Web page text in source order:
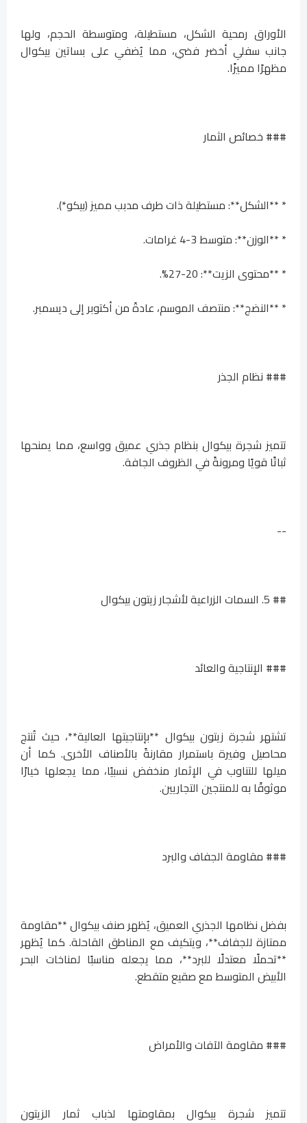
الأوراق رمحية الشكل، مستطيلة، ومتوسطة الحجم، ولها
جانب سفلي أخضر فضي، مما يُضفي على بساتين بيكوال
مظهرًا مميزًا.
### خصائص الثمار
* **الشكل**: مستطيلة ذات طرف مدبب مميز (بيكو*).
* **الوزن**: متوسط ​​3-4 غرامات.
* **محتوى الزيت**: 20-27%.
* **النضج**: منتصف الموسم، عادةً من أكتوبر إلى ديسمبر.
### نظام الجذر
تتميز شجرة بيكوال بنظام جذري عميق وواسع، مما يمنحها
ثباتًا قويًا ومرونةً في الظروف الجافة.
--
## 5. السمات الزراعية لأشجار زيتون بيكوال
### الإنتاجية والعائد
تشتهر شجرة زيتون بيكوال **بإنتاجيتها العالية**، حيث تُنتج
محاصيل وفيرة باستمرار مقارنةً بالأصناف الأخرى. كما أن
ميلها للتناوب في الإثمار منخفض نسبيًا، مما يجعلها خيارًا
موثوقًا به للمنتجين التجاريين.
### مقاومة الجفاف والبرد
بفضل نظامها الجذري العميق، يُظهر صنف بيكوال **مقاومة
ممتازة للجفاف**، ويتكيف مع المناطق القاحلة. كما يُظهر
**تحملًا معتدلًا للبرد**، مما يجعله مناسبًا لمناخات البحر
الأبيض المتوسط ​​مع صقيع متقطع.
### مقاومة الآفات والأمراض
تتميز شجرة بيكوال بمقاومتها لذباب ثمار الزيتون